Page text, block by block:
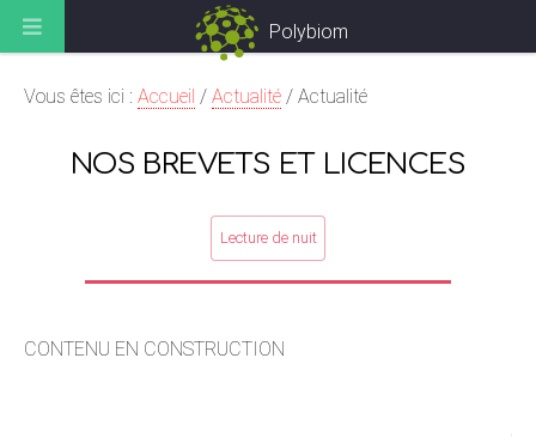
Vous êtes ici : Accueil / Actualité / Actualité
NOS BREVETS ET LICENCES
Lecture de nuit
CONTENU EN CONSTRUCTION
Polybiom